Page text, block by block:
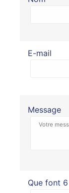
E-mail
Message
Que font